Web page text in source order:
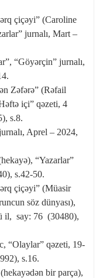
çiçəyi” (Caroline
jurnalı, Mart –
“Göyərçin” jurnalı,
Zəfərə” (Rəfail
içi” qəzeti, 4
s.8.
Aprel – 2024,
“Yazarlar”
s.42-50.
çiçəyi” (Müasir
söz dünyası),
il, say: 76 (30480),
“Olaylar” qəzeti, 19-
s.16.
bir parça),